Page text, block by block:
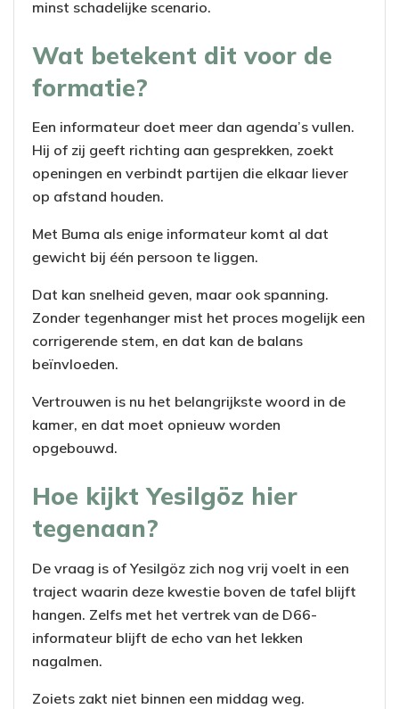
minst schadelijke scenario.
Wat betekent dit voor de
formatie?
Een informateur doet meer dan agenda’s vullen.
Hij of zij geeft richting aan gesprekken, zoekt
openingen en verbindt partijen die elkaar liever
op afstand houden.
Met Buma als enige informateur komt al dat
gewicht bij één persoon te liggen.
Dat kan snelheid geven, maar ook spanning.
Zonder tegenhanger mist het proces mogelijk een
corrigerende stem, en dat kan de balans
beïnvloeden.
Vertrouwen is nu het belangrijkste woord in de
kamer, en dat moet opnieuw worden
opgebouwd.
Hoe kijkt Yesilgöz hier
tegenaan?
De vraag is of Yesilgöz zich nog vrij voelt in een
traject waarin deze kwestie boven de tafel blijft
hangen. Zelfs met het vertrek van de D66-
informateur blijft de echo van het lekken
nagalmen.
Zoiets zakt niet binnen een middag weg.